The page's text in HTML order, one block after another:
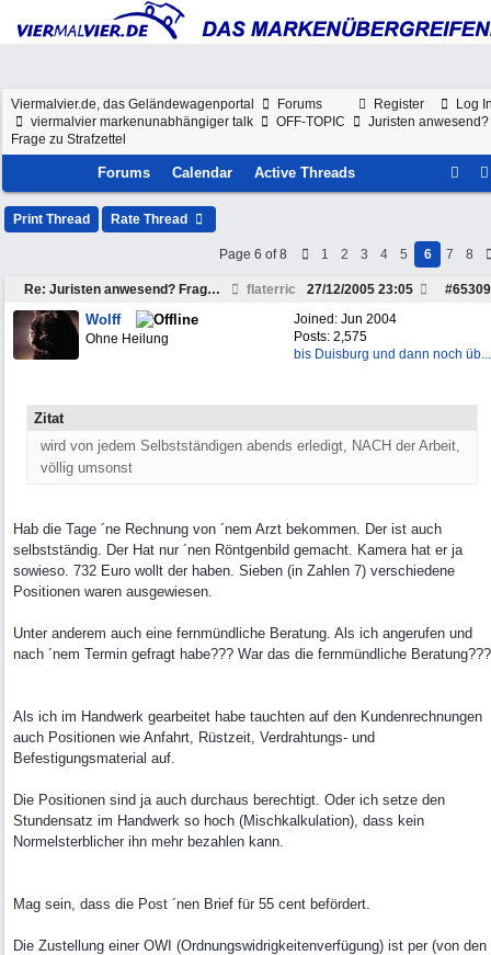
Register Log
Viermalvier.de, das Geländewagenportal
Forums
viermalvier markenunabhängiger talk
OFF-TOPIC
Juristen anwesend?
Frage zu Strafzettel
Forums Calendar Active Threads
Print Thread Rate Thread
Page 6 of 8 1 2 3 4 5 6 7 8
Re: Juristen anwesend? Frage zu Strafzettel flaterric #65309
27/12/2005 23:05
Joined: Jun 2004
Posts: 2,575
bis Duisburg und dann noch üb...
Wolff
Ohne Heilung
Zitat
wird von jedem Selbstständigen abends erledigt, NACH der Arbeit,
völlig umsonst
Hab die Tage ´ne Rechnung von ´nem Arzt bekommen. Der ist auch
selbstständig. Der Hat nur ´nen Röntgenbild gemacht. Kamera hat er ja
sowieso. 732 Euro wollt der haben. Sieben (in Zahlen 7) verschiedene
Positionen waren ausgewiesen.
Unter anderem auch eine fernmündliche Beratung. Als ich angerufen und
nach ´nem Termin gefragt habe??? War das die fernmündliche Beratung???
Als ich im Handwerk gearbeitet habe tauchten auf den Kundenrechnungen
auch Positionen wie Anfahrt, Rüstzeit, Verdrahtungs- und
Befestigungsmaterial auf.
Die Positionen sind ja auch durchaus berechtigt. Oder ich setze den
Stundensatz im Handwerk so hoch (Mischkalkulation), dass kein
Normelsterblicher ihn mehr bezahlen kann.
Mag sein, dass die Post ´nen Brief für 55 cent befördert.
Die Zustellung einer OWI (Ordnungswidrigkeitenverfügung) ist per (von den